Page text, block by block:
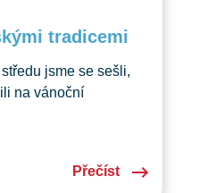
tradicemi
jsme se sešli,
na vánoční
Přečíst